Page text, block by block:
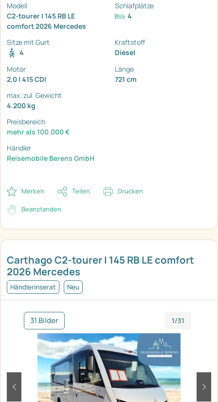
Carthago C2-tourer I 145 RB LE comfort
2026 Mercedes
Händlerinserat Neu
31 Bilder 1/31
zurück
Modell
C2-tourer I 145 RB LE
comfort 2026 Mercedes
Schlafplätze
4
Sitze mit Gurt
4
Kraftstoff
Diesel
Motor
2,0 l 415 CDI
Länge
721 cm
max. zul. Gewicht
4.200 kg
Preisbereich
mehr als 100.000 €
Händler
Reisemobile Berens GmbH
Merken Teilen Drucken
Beanstanden